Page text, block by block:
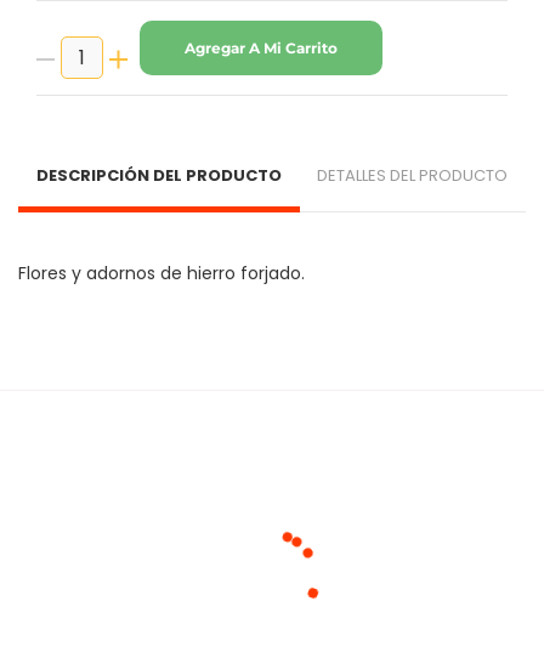
Agregar A Mi Carrito
DESCRIPCIÓN DEL PRODUCTO DETALLES DEL PRODUCTO
Flores y adornos de hierro forjado.